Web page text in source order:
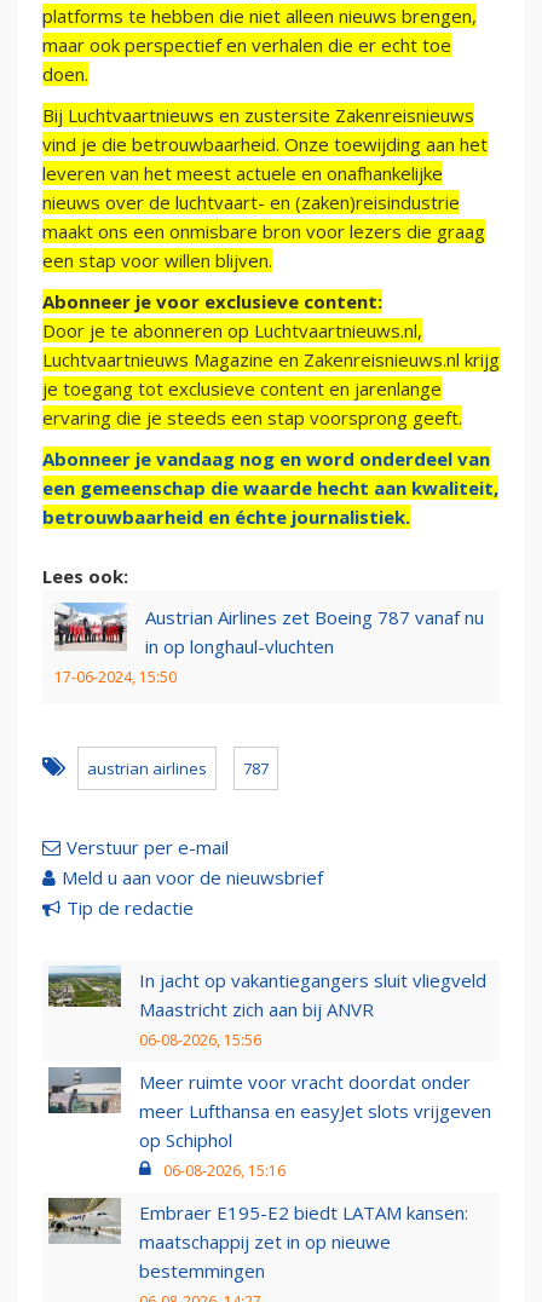
platforms te hebben die niet alleen nieuws brengen,
maar ook perspectief en verhalen die er echt toe
doen.
Bij Luchtvaartnieuws en zustersite Zakenreisnieuws
vind je die betrouwbaarheid. Onze toewijding aan het
leveren van het meest actuele en onafhankelijke
nieuws over de luchtvaart- en (zaken)reisindustrie
maakt ons een onmisbare bron voor lezers die graag
een stap voor willen blijven.
Abonneer je voor exclusieve content:
Door je te abonneren op Luchtvaartnieuws.nl,
Luchtvaartnieuws Magazine en Zakenreisnieuws.nl krijg
je toegang tot exclusieve content en jarenlange
ervaring die je steeds een stap voorsprong geeft.
Abonneer je vandaag nog en word onderdeel van
een gemeenschap die waarde hecht aan kwaliteit,
betrouwbaarheid en échte journalistiek.
Lees ook:
Austrian Airlines zet Boeing 787 vanaf nu
in op longhaul-vluchten
17-06-2024, 15:50
austrian airlines 787
Verstuur per e-mail
Meld u aan voor de nieuwsbrief
Tip de redactie
In jacht op vakantiegangers sluit vliegveld
Maastricht zich aan bij ANVR
06-08-2026, 15:56
Meer ruimte voor vracht doordat onder
meer Lufthansa en easyJet slots vrijgeven
op Schiphol
06-08-2026, 15:16
Embraer E195-E2 biedt LATAM kansen:
maatschappij zet in op nieuwe
bestemmingen